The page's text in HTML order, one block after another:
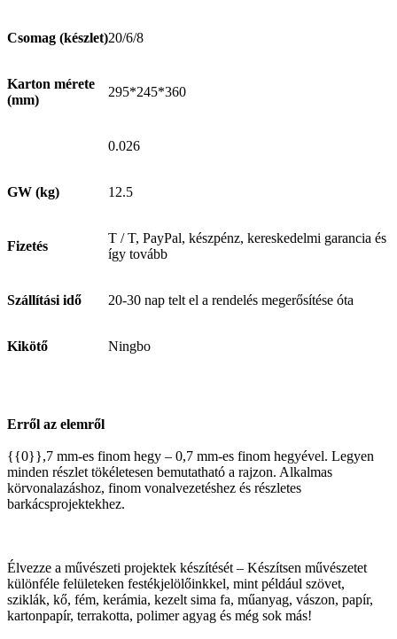
Csomag (készlet)20/6/8
Karton mérete
(mm)
295*245*360
0.026
GW (kg) 12.5
Fizetés
T / T, PayPal, készpénz, kereskedelmi garancia és
így tovább
Szállítási idő 20-30 nap telt el a rendelés megerősítése óta
Kikötő Ningbo
Erről az elemről
{{0}},7 mm-es finom hegy – 0,7 mm-es finom hegyével. Legyen
minden részlet tökéletesen bemutatható a rajzon. Alkalmas
körvonalazáshoz, finom vonalvezetéshez és részletes
barkácsprojektekhez.
Élvezze a művészeti projektek készítését – Készítsen művészetet
különféle felületeken festékjelölőinkkel, mint például szövet,
sziklák, kő, fém, kerámia, kezelt sima fa, műanyag, vászon, papír,
kartonpapír, terrakotta, polimer agyag és még sok más!